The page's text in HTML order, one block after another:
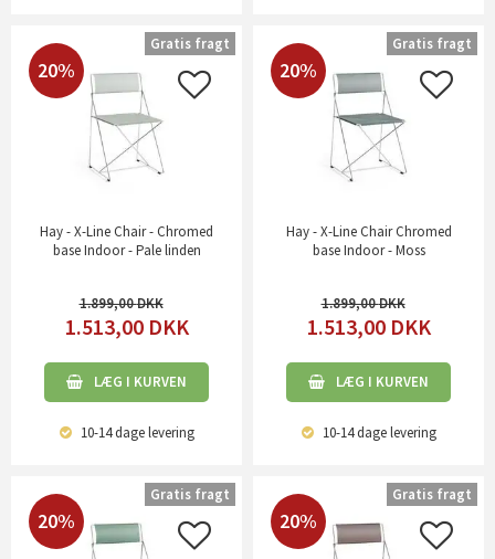
20%
Hay - X-Line Chair - Chromed
base Indoor - Pale linden
1.899,00
1.513,00 DKK
LÆG I KURVEN
10-14 dagelevering
Gratis fragt
20%
Hay - X-Line Chair Chromed
base Indoor - Moss
1.899,00
1.513,00 DKK
LÆG I KURVEN
10-14 dagelevering
Gratis fragt
20%
Gratis fragt
20%
Gratis fragt